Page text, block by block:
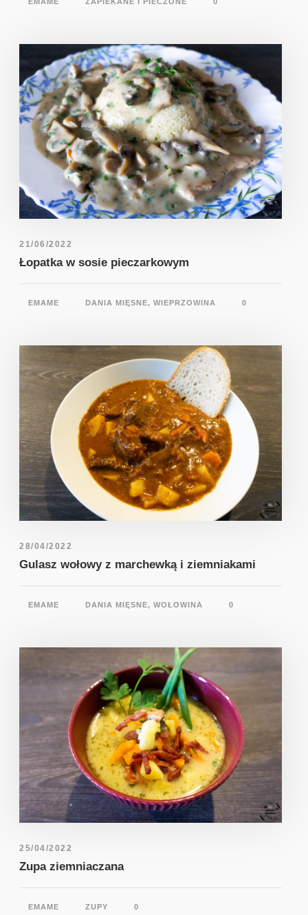
21/06/2022
Łopatka w sosie pieczarkowym
EMAME DANIA MIĘSNE, WIEPRZOWINA 0
28/04/2022
Gulasz wołowy z marchewką i ziemniakami
EMAME DANIA MIĘSNE, WOŁOWINA 0
25/04/2022
Zupa ziemniaczana
EMAME ZUPY 0